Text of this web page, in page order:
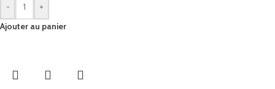
-
+
Ajouter au panier